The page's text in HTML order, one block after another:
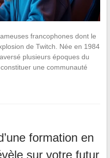
francophones dont le
de Twitch. Née en 1984
plusieurs époques du
une communauté
formation en
sur votre futur